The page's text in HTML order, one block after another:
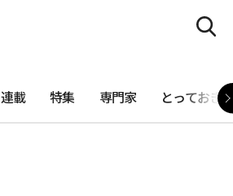
連載 特集 専門家 とっておき